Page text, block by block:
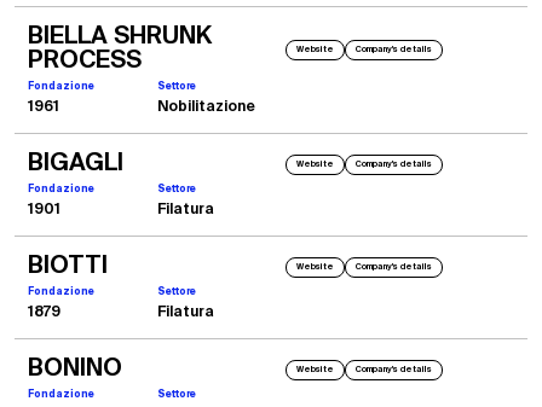
BIELLA SHRUNK
PROCESS
Website Company's details
Fondazione Settore
1961 Nobilitazione
BIGAGLI Website Company's details
Fondazione Settore
1901 Filatura
BIOTTI Website Company's details
Fondazione Settore
1879 Filatura
BONINO Website Company's details
Fondazione Settore